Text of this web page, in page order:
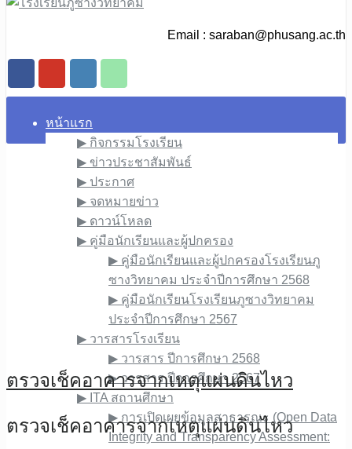
Email : saraban@phusang.ac.th
หน้าแรก
▶︎ กิจกรรมโรงเรียน
▶︎ ข่าวประชาสัมพันธ์
▶︎ ประกาศ
▶︎ จดหมายข่าว
▶︎ ดาวน์โหลด
▶︎ คู่มือนักเรียนและผู้ปกครอง
▶︎ คู่มือนักเรียนและผู้ปกครองโรงเรียนภู
ซางวิทยาคม ประจำปีการศึกษา 2568
▶︎ คู่มือนักเรียนโรงเรียนภูซางวิทยาคม
ประจำปีการศึกษา 2567
▶︎ วารสารโรงเรียน
▶︎ วารสาร ปีการศึกษา 2568
▶︎ วารสาร ปีการศึกษา 2567
▶︎ ITA สถานศึกษา
▶︎ การเปิดเผยข้อมูลสาธารณะ (Open Data
Integrity and Transparency Assessment:
ตรวจเช็คอาคารจากเหตุแผ่นดินไหว
ตรวจเช็คอาคารจากเหตุแผ่นดินไหว